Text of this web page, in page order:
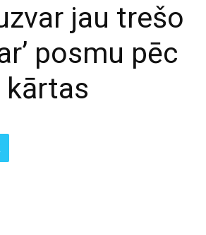
jau trešo
posmu pēc
kārtas